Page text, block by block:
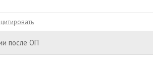
цитировать
после ОП